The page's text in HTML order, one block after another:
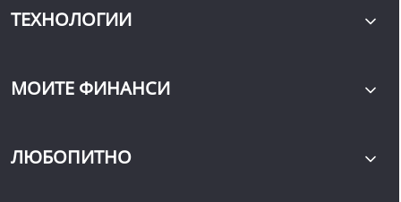
ТЕХНОЛОГИИ
МОИТЕ ФИНАНСИ
ЛЮБОПИТНО